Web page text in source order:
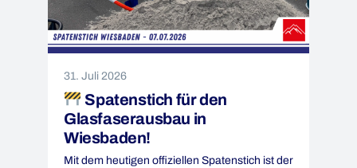
31. Juli 2026
Spatenstich für den
Glasfaserausbau in
Wiesbaden!
Mit dem heutigen offiziellen Spatenstich ist der